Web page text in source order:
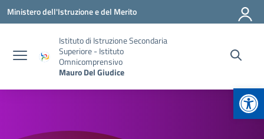
Vai ai contenuti
Vai al menu di navigazione
Vai al footer
Ministero dell'Istruzione e del Merito
Istituto di Istruzione Secondaria
Superiore - Istituto
Omnicomprensivo
Mauro Del Giudice